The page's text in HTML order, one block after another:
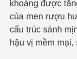
khoáng được
của men rượu
cấu trúc sánh
hậu vị mềm mại,